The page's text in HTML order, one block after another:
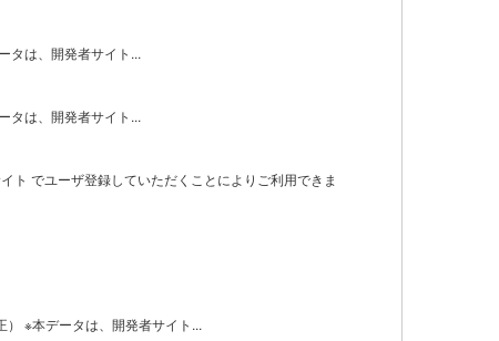
タは、開発者サイト...
タは、開発者サイト...
ト でユーザ登録していただくことによりご利用できま
） ※本データは、開発者サイト...